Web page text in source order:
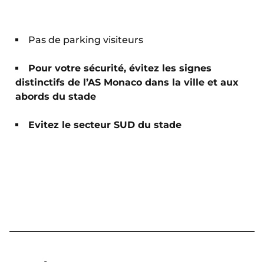
Pas de parking visiteurs
Pour votre sécurité, évitez les signes
distinctifs de l’AS Monaco dans la ville et aux
abords du stade
Evitez le secteur SUD du stade